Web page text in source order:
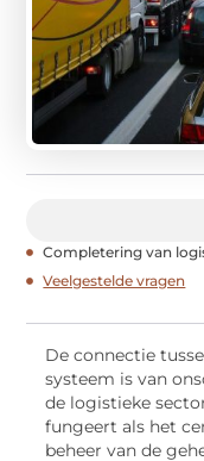
Completering van
Veelgestelde vragen
De connectie
systeem is van
de logistieke
fungeert als het
beheer van de